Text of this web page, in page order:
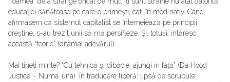
educației sănătoase pe care o primești, cât…ȋn mod nativ. Când
afirmasem că sistemul capitalist se ȋntemeiează pe principii
creștine, s-au trezit unii să mă persifleze. Și, totuși, ȋntăresc
această “teorie” (ditamai adevărul).
Mai țineți minte? “Cu tehnică și dibăcie, ajungi ȋn față” (Da Hood
Justice – Numa’ una). Ȋn traducere liberă: lipsă de scrupule…